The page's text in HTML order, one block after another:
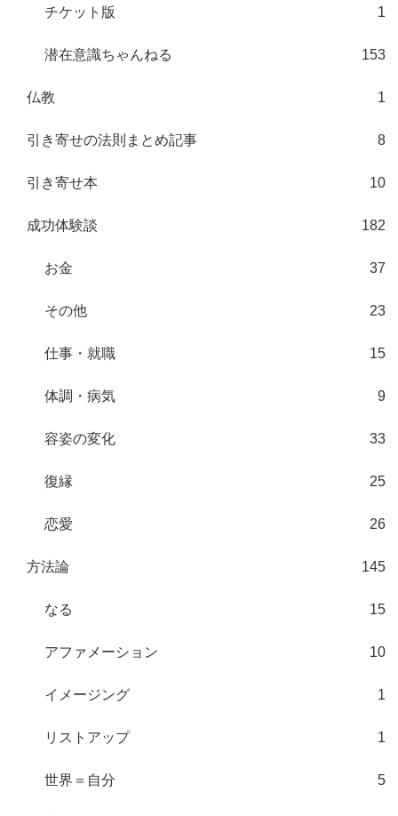
チケット版 1
潜在意識ちゃんねる 153
仏教 1
引き寄せの法則まとめ記事 8
引き寄せ本 10
成功体験談 182
お金 37
その他 23
仕事・就職 15
体調・病気 9
容姿の変化 33
復縁 25
恋愛 26
方法論 145
なる 15
アファメーション 10
イメージング 1
リストアップ 1
世界＝自分 5